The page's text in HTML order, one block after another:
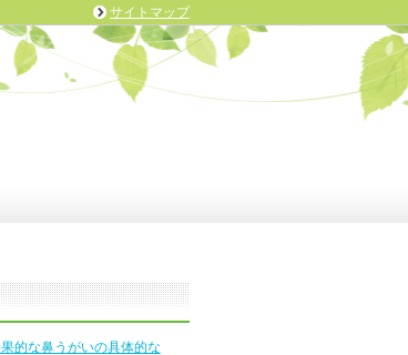
的な鼻うがいの具体的な
サイトマップ